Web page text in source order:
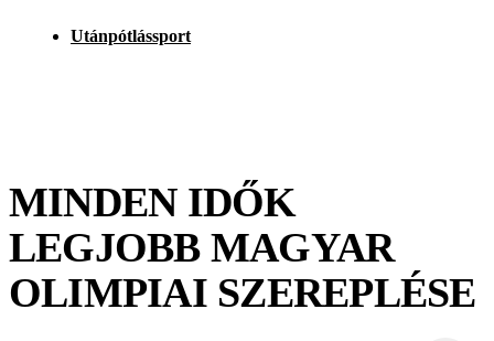
Utánpótlássport
MINDEN IDŐK
LEGJOBB MAGYAR
OLIMPIAI SZEREPLÉSE